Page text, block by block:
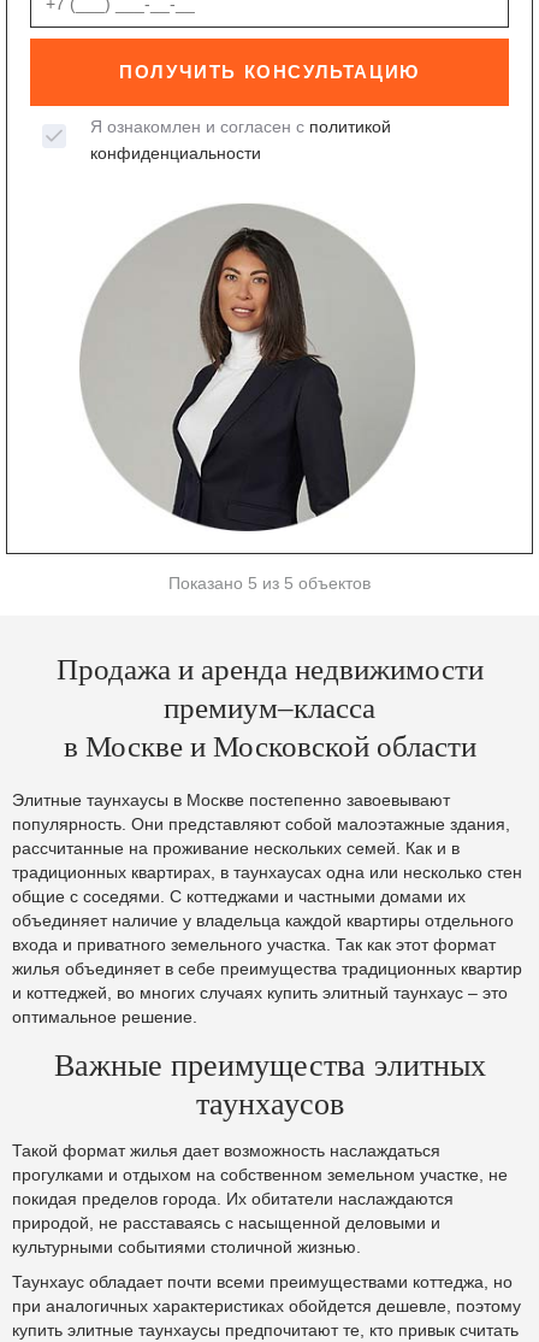
ПОЛУЧИТЬ КОНСУЛЬТАЦИЮ
Я ознакомлен и согласен с политикой
конфиденциальности
Показано 5 из 5 объектов
Продажа и аренда недвижимости
премиум–класса
в Москве и Московской области
Элитные таунхаусы в Москве постепенно завоевывают
популярность. Они представляют собой малоэтажные здания,
рассчитанные на проживание нескольких семей. Как и в
традиционных квартирах, в таунхаусах одна или несколько стен
общие с соседями. С коттеджами и частными домами их
объединяет наличие у владельца каждой квартиры отдельного
входа и приватного земельного участка. Так как этот формат
жилья объединяет в себе преимущества традиционных квартир
и коттеджей, во многих случаях купить элитный таунхаус – это
оптимальное решение.
Важные преимущества элитных
таунхаусов
Такой формат жилья дает возможность наслаждаться
прогулками и отдыхом на собственном земельном участке, не
покидая пределов города. Их обитатели наслаждаются
природой, не расставаясь с насыщенной деловыми и
культурными событиями столичной жизнью.
Таунхаус обладает почти всеми преимуществами коттеджа, но
при аналогичных характеристиках обойдется дешевле, поэтому
купить элитные таунхаусы предпочитают те, кто привык считать